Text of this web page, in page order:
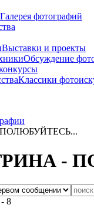
Галерея фотографий
Выставки и проекты
Обсуждение
Классики
-
8